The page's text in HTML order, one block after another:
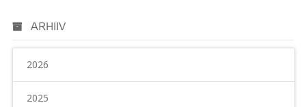
ARHIIV
2026
2025